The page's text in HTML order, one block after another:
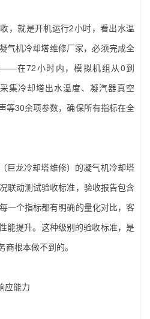
，就是开机运行2小时，看出水温
气机冷却塔维修厂家‌，必须完成全
在72小时内，模拟机组从0到
集冷却塔出水温度、凝汽器真空
等30余项参数，确保所有指标在全
巨龙冷却塔维修）‌的凝气机冷却塔
联动测试验收标准，验收报告包含
一个指标都有明确的量化对比，客
能提升。这种级别的验收标准，是
根本做不到的。
应能力